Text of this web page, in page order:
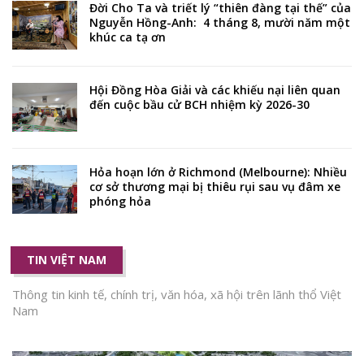
Đời Cho Ta và triết lý “thiên đàng tại thế” của
Nguyễn Hồng-Anh: 4 tháng 8, mười năm một
khúc ca tạ ơn
Hội Đồng Hòa Giải và các khiếu nại liên quan
đến cuộc bầu cử BCH nhiệm kỳ 2026-30
Hỏa hoạn lớn ở Richmond (Melbourne): Nhiều
cơ sở thương mại bị thiêu rụi sau vụ đâm xe
phóng hỏa
TIN VIỆT NAM
Thông tin kinh tế, chính trị, văn hóa, xã hội trên lãnh thổ Việt
Nam